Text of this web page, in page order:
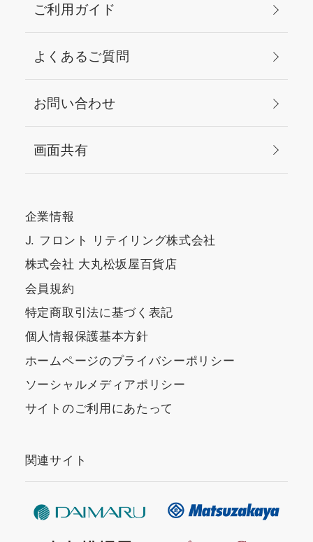
ご利用ガイド
よくあるご質問
お問い合わせ
画面共有
企業情報
J. フロント リテイリング株式会社
株式会社 大丸松坂屋百貨店
会員規約
特定商取引法に基づく表記
個人情報保護基本方針
ホームページのプライバシーポリシー
ソーシャルメディアポリシー
サイトのご利用にあたって
関連サイト